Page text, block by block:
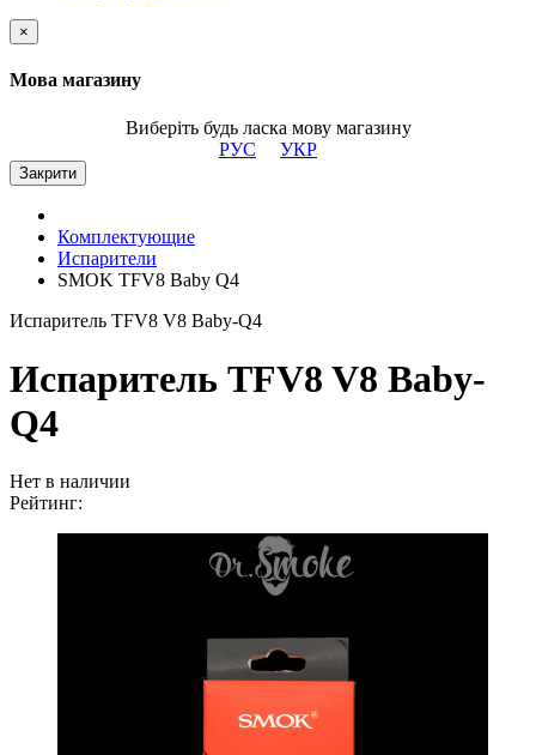
×
Мова магазину
Виберіть будь ласка мову магазину
РУС
УКР
Закрити
Комплектующие
Испарители
SMOK TFV8 Baby Q4
Испаритель TFV8 V8 Baby-Q4
Испаритель TFV8 V8 Baby-
Q4
Нет в наличии
Рейтинг: